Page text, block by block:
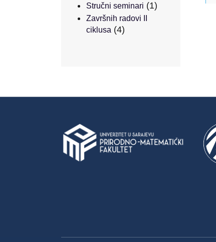
Stručni seminari (1)
Završnih radovi II
ciklusa (4)